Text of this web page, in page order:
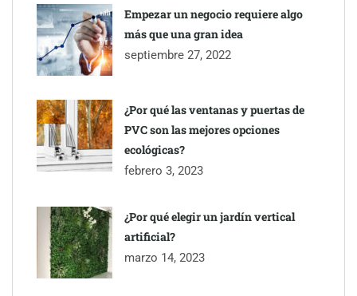
Millones de desplazamientos en verano reabren el debate sobre
la seguridad en las carreteras, según SMA Road Safety
Perfumería Laura incorpora Nasomatto a su selección de
Empezar un negocio requiere algo
más que una gran idea
septiembre 27, 2022
¿Por qué las ventanas y puertas de
PVC son las mejores opciones
ecológicas?
febrero 3, 2023
¿Por qué elegir un jardín vertical
artificial?
marzo 14, 2023